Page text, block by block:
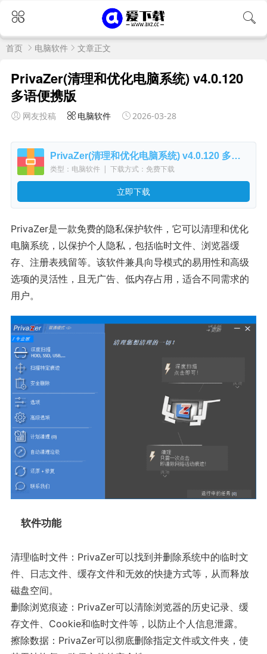
首页 电脑软件 文章正文
PrivaZer(清理和优化电脑系统) v4.0.120
多语便携版
网友投稿 电脑软件 2026-03-28
PrivaZer(清理和优化电脑系统) v4.0.120 多语便携版
类型：电脑软件 | 下载方式：免费下载
立即下载
PrivaZer是一款免费的隐私保护软件，它可以清理和优化
电脑系统，以保护个人隐私，包括临时文件、浏览器缓
存、注册表残留等。该软件兼具向导模式的易用性和高级
选项的灵活性，且无广告、低内存占用，适合不同需求的
用户。
软件功能
清理临时文件：PrivaZer可以找到并删除系统中的临时文
件、日志文件、缓存文件和无效的快捷方式等，从而释放
磁盘空间。
删除浏览痕迹：PrivaZer可以清除浏览器的历史记录、缓
存文件、Cookie和临时文件等，以防止个人信息泄露。
擦除数据：PrivaZer可以彻底删除指定文件或文件夹，使